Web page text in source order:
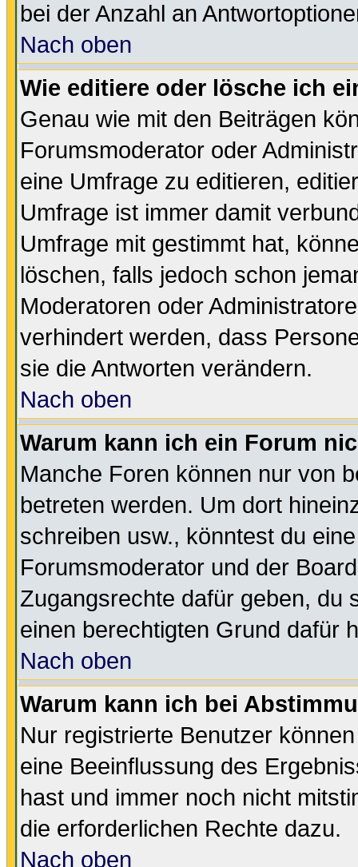
bei der Anzahl an
Nach oben
Wie editiere oder lösche ich
Genau wie mit den Beiträgen
Forumsmoderator oder
eine Umfrage zu editieren,
Umfrage ist immer damit
Umfrage mit gestimmt hat,
löschen, falls jedoch schon
Moderatoren oder
verhindert werden, dass
sie die Antworten verändern.
Nach oben
Warum kann ich ein Forum
Manche Foren können nur von
betreten werden. Um dort
schreiben usw., könntest du
Forumsmoderator und der
Zugangsrechte dafür geben, du
einen berechtigten Grund dafür
Nach oben
Warum kann ich bei
Nur registrierte Benutzer
eine Beeinflussung des
hast und immer noch nicht
die erforderlichen Rechte dazu.
Nach oben